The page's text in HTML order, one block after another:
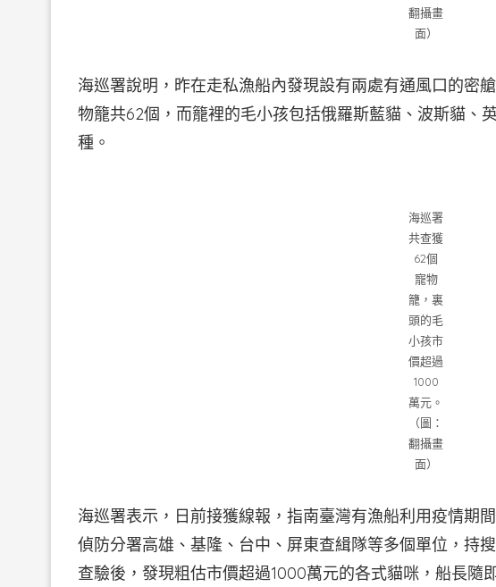
翻攝畫
面）
海巡署說明，昨在走私漁船內發現設有兩處有通風口的密
物籠共62個，而籠裡的毛小孩包括俄羅斯藍貓、波斯貓、
種。
海巡署
共查獲
62個
寵物
籠，裏
頭的毛
小孩市
價超過
1000
萬元。
（圖：
翻攝畫
面）
海巡署表示，日前接獲線報，指南臺灣有漁船利用疫情期
偵防分署高雄、基隆、台中、屏東查緝隊等多個單位，持
查驗後，發現粗估市價超過1000萬元的各式貓咪，船長隨